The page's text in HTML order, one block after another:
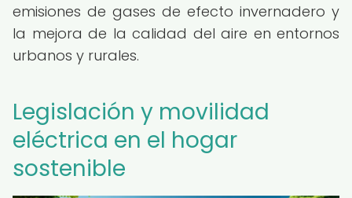
emisiones de gases de efecto invernadero y
la mejora de la calidad del aire en entornos
urbanos y rurales.
Legislación y movilidad
eléctrica en el hogar
sostenible